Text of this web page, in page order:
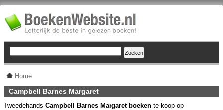
Home
Campbell Barnes Margaret
Tweedehands Campbell Barnes Margaret boeken te koop op